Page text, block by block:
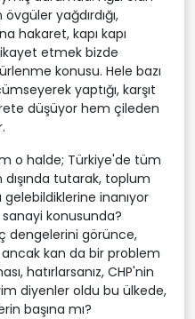
yağdırdığı,
hakaret, kapı kapı
etmek bizde
konusu. Hele bazı
yaptığı, karşıt
düşüyor hem çileden
o halde; Türkiye'de tüm
dışında tutarak, toplum
gelebildiklerine inanıyor
konusunda?
dengelerini görünce,
kan da bir problem
hatırlarsanız, CHP'nin
diyenler oldu bu ülkede,
başına mı?